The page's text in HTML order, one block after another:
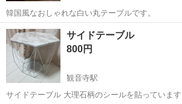
韓国風なおしゃれな白い丸テーブルです。
愛知 名古屋市 東別院駅
サイドテーブル
800円
観音寺駅
サイドテーブル 大理石柄のシールを貼っています